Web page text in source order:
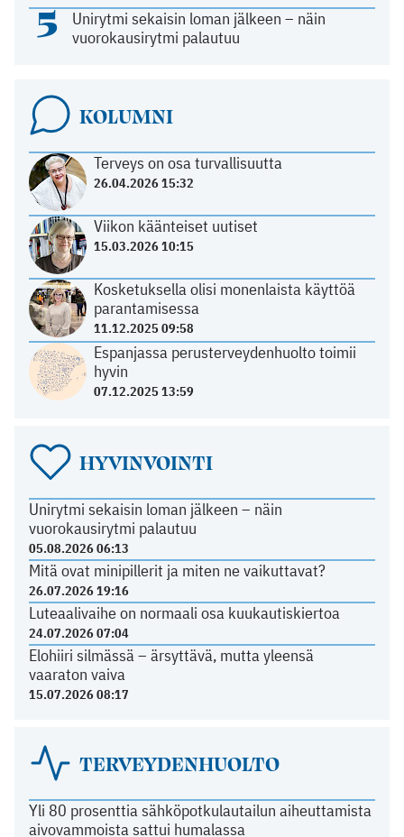
5
Unirytmi sekaisin loman jälkeen – näin
vuorokausirytmi palautuu
KOLUMNI
Terveys on osa turvallisuutta
26.04.2026 15:32
Viikon käänteiset uutiset
15.03.2026 10:15
Kosketuksella olisi monenlaista käyttöä
parantamisessa
11.12.2025 09:58
Espanjassa perusterveydenhuolto toimii
hyvin
07.12.2025 13:59
HYVINVOINTI
Unirytmi sekaisin loman jälkeen – näin
vuorokausirytmi palautuu
05.08.2026 06:13
Mitä ovat minipillerit ja miten ne vaikuttavat?
26.07.2026 19:16
Luteaalivaihe on normaali osa kuukautiskiertoa
24.07.2026 07:04
Elohiiri silmässä – ärsyttävä, mutta yleensä
vaaraton vaiva
15.07.2026 08:17
TERVEYDENHUOLTO
Yli 80 prosenttia sähköpotkulautailun aiheuttamista
aivovammoista sattui humalassa